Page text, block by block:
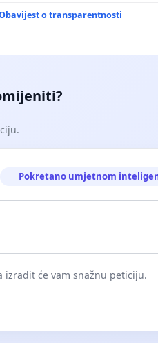
o transparentnosti
Pokretano umjetnom
će vam snažnu peticiju.